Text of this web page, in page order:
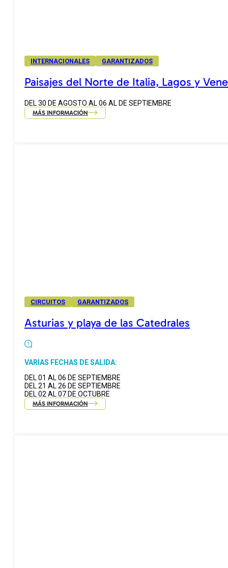
INTERNACIONALES GARANTIZADOS
Paisajes del Norte de Italia, Lagos y
DEL 30 DE AGOSTO AL 06 AL DE SEPTIEMBRE
MÁS INFORMACIÓN
CIRCUITOS GARANTIZADOS
Asturias y playa de las Catedrales
VARIAS FECHAS DE SALIDA:
DEL 01 AL 06 DE SEPTIEMBRE
DEL 21 AL 26 DE SEPTIEMBRE
DEL 02 AL 07 DE OCTUBRE
MÁS INFORMACIÓN